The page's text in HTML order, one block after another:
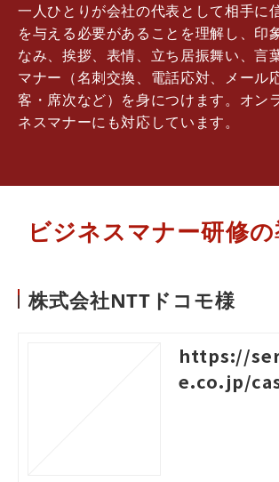
一人ひとりが会社の代表として相手に
を与える必要があることを理解し、印
なみ、挨拶、表情、立ち居振舞い、言
マナー（名刺交換、電話応対、メール
客・席次など）を身につけます。オン
ネスマナーにも対応しています。
ビジネスマナー研修
株式会社NTTドコモ様
https://
e.co.jp/